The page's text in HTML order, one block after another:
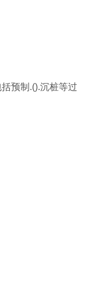
预制.().沉桩等过